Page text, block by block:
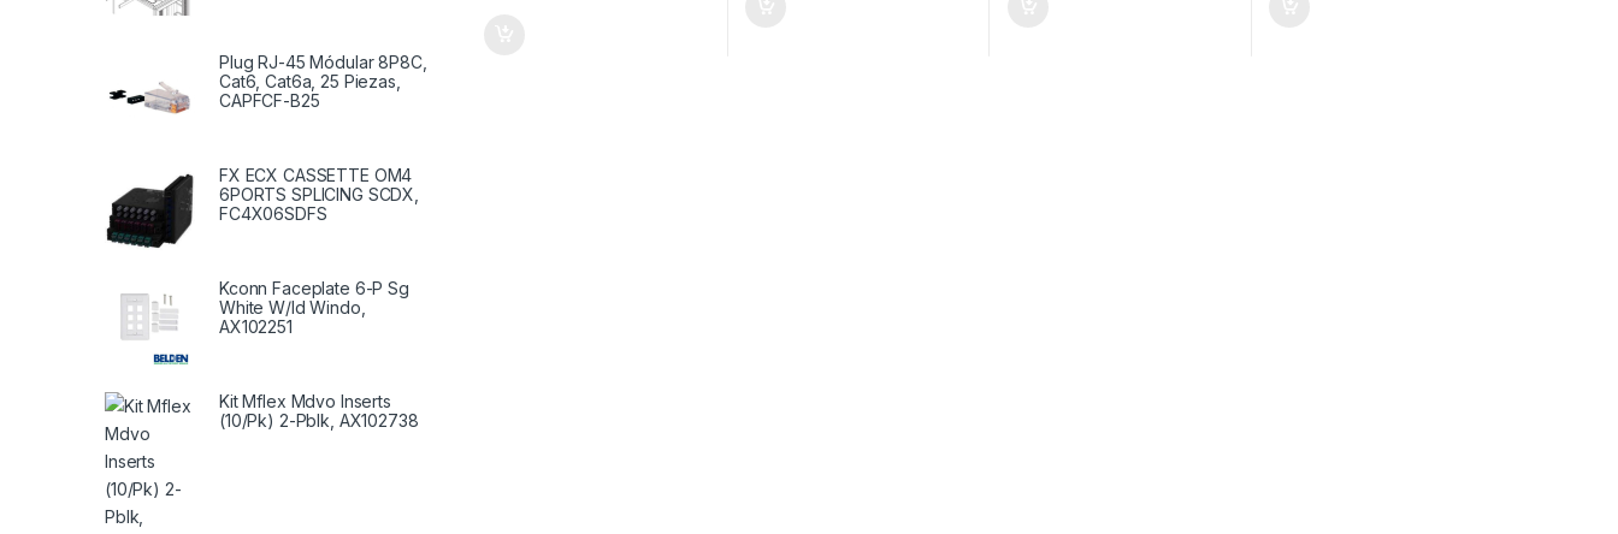
Plug RJ-45 Módular 8P8C,
Cat6, Cat6a, 25 Piezas,
CAPFCF-B25
FX ECX CASSETTE OM4
6PORTS SPLICING SCDX,
FC4X06SDFS
Kconn Faceplate 6-P Sg
White W/Id Windo,
AX102251
Kit Mflex Mdvo Inserts
(10/Pk) 2-Pblk, AX102738